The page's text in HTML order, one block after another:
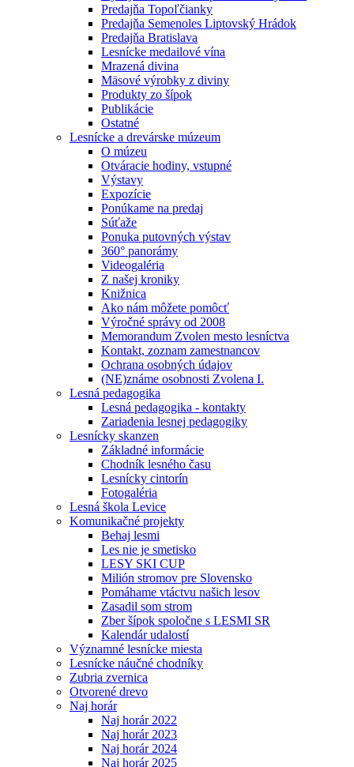
Predajňa Topoľčianky
Predajňa Semenoles Liptovský Hrádok
Predajňa Bratislava
Lesnícke medailové vína
Mrazená divina
Mäsové výrobky z diviny
Produkty zo šípok
Publikácie
Ostatné
Lesnícke a drevárske múzeum
O múzeu
Otváracie hodiny, vstupné
Výstavy
Expozície
Ponúkame na predaj
Súťaže
Ponuka putovných výstav
360° panorámy
Videogaléria
Z našej kroniky
Knižnica
Ako nám môžete pomôcť
Výročné správy od 2008
Memorandum Zvolen mesto lesníctva
Kontakt, zoznam zamestnancov
Ochrana osobných údajov
(NE)známe osobnosti Zvolena I.
Lesná pedagogika
Lesná pedagogika - kontakty
Zariadenia lesnej pedagogiky
Lesnícky skanzen
Základné informácie
Chodník lesného času
Lesnícky cintorín
Fotogaléria
Lesná škola Levice
Komunikačné projekty
Behaj lesmi
Les nie je smetisko
LESY SKI CUP
Milión stromov pre Slovensko
Pomáhame vtáctvu našich lesov
Zasadil som strom
Zber šípok spoločne s LESMI SR
Kalendár udalostí
Významné lesnícke miesta
Lesnícke náučné chodníky
Zubria zvernica
Otvorené drevo
Naj horár
Naj horár 2022
Naj horár 2023
Naj horár 2024
Naj horár 2025